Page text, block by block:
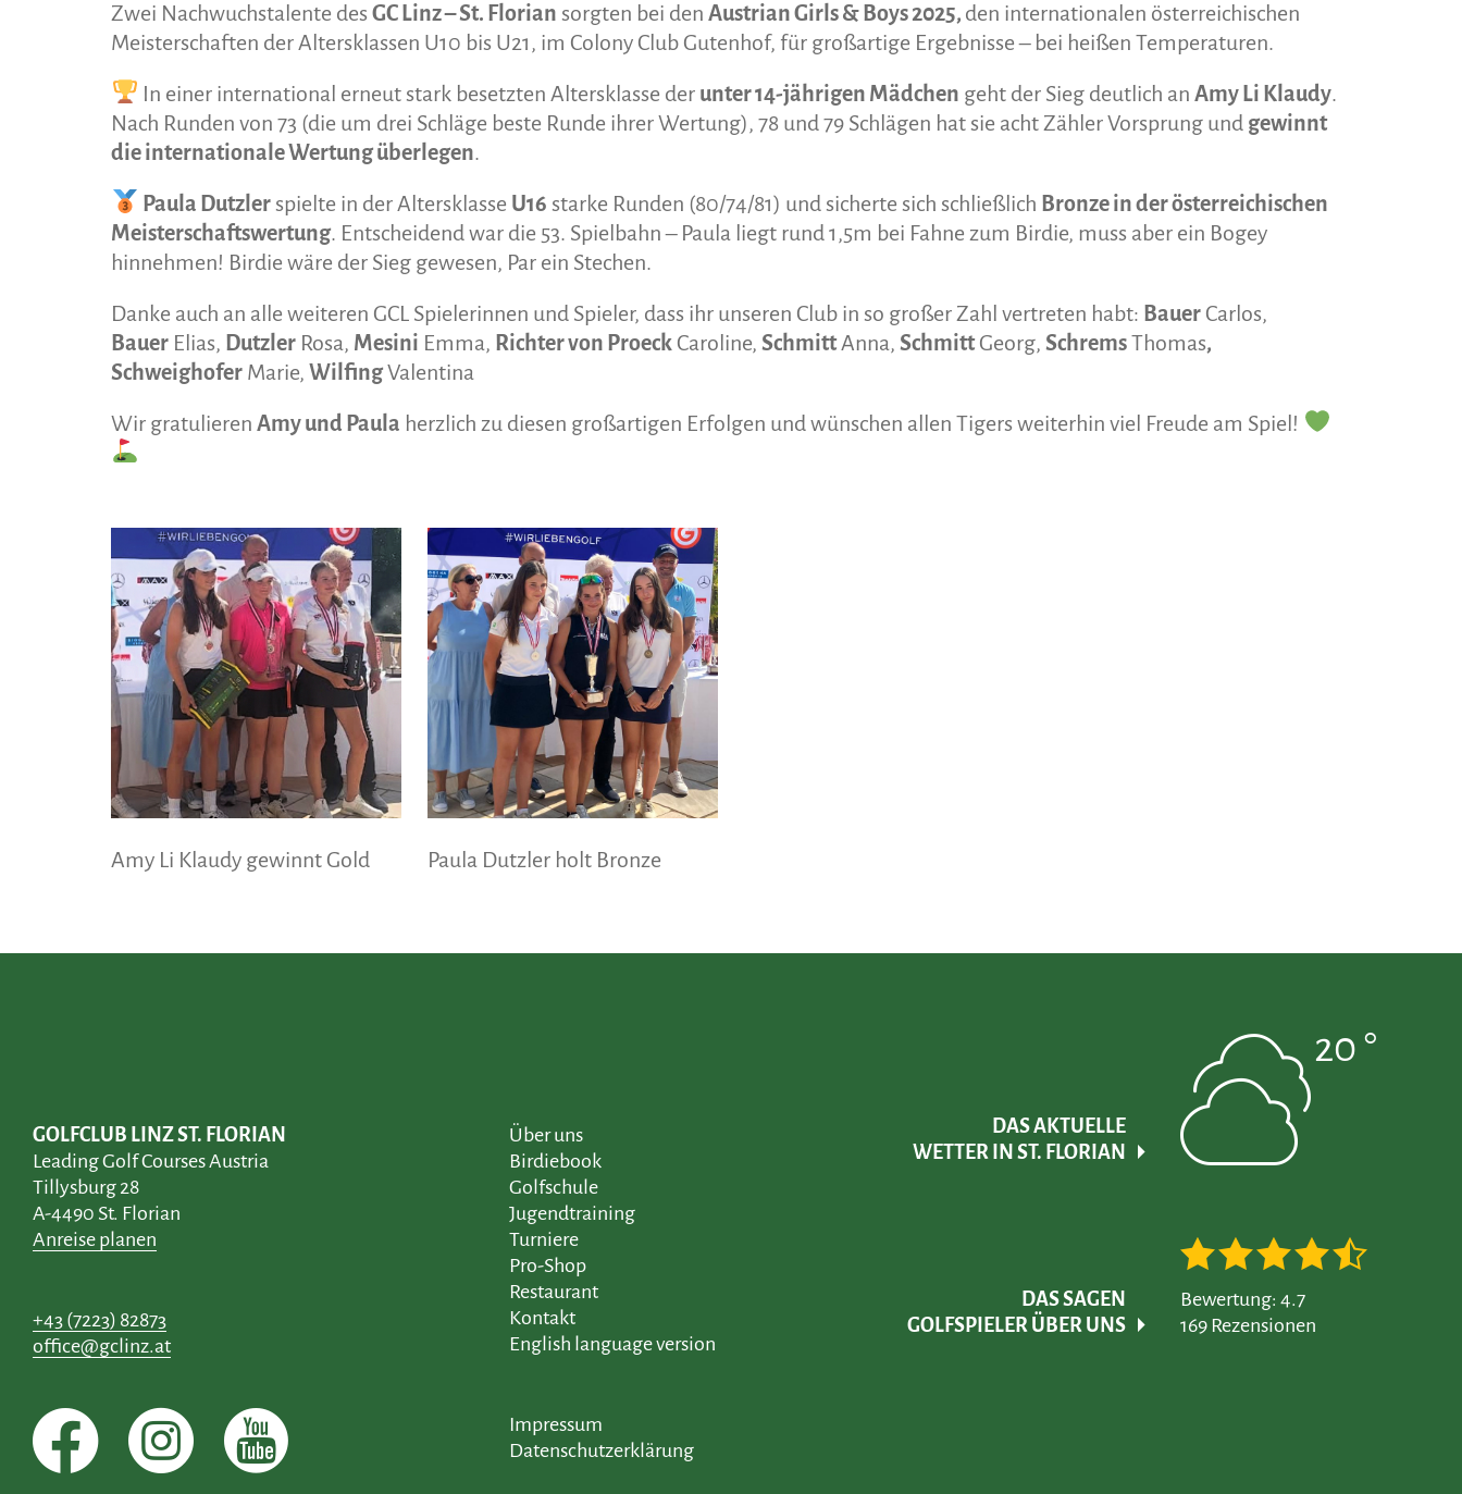
Zwei Nachwuchstalente des GC Linz – St. Florian sorgten bei den Austrian Girls & Boys 2025, den internationalen österreichischen
Meisterschaften der Altersklassen U10 bis U21, im Colony Club Gutenhof, für großartige Ergebnisse – bei heißen Temperaturen.
In einer international erneut stark besetzten Altersklasse der unter 14-jährigen Mädchen geht der Sieg deutlich anAmy Li Klaudy.
Nach Runden von 73 (die um drei Schläge beste Runde ihrer Wertung), 78 und 79 Schlägen hat sie acht Zähler Vorsprung und gewinnt
die internationale Wertung überlegen.
Paula Dutzlerspielte in der Altersklasse U16 starke Runden (80/74/81) und sicherte sich schließlich Bronze in der österreichischen
Meisterschaftswertung. Entscheidend war die 53. Spielbahn – Paula liegt rund 1,5m bei Fahne zum Birdie, muss aber ein Bogey
hinnehmen! Birdie wäre der Sieg gewesen, Par ein Stechen.
Danke auch an alle weiteren GCL Spielerinnen und Spieler, dass ihr unseren Club in so großer Zahl vertreten habt: Bauer Carlos,
Bauer Elias, Dutzler Rosa, Mesini Emma, Richter von Proeck Caroline, SchmittAnna, SchmittGeorg, SchremsThomas,
Schweighofer Marie, WilfingValentina
Wir gratulieren Amy und Paula herzlich zu diesen großartigen Erfolgen und wünschen allen Tigers weiterhin viel Freude am Spiel!
Amy Li Klaudy gewinnt Gold Paula Dutzler holt Bronze
GOLFCLUB LINZ ST. FLORIAN
Leading Golf Courses Austria
Tillysburg 28
A-4490 St. Florian
Anreise planen
+43 (7223) 82873
office@gclinz.at
Über uns
Birdiebook
Golfschule
Jugendtraining
Turniere
Pro-Shop
Restaurant
Kontakt
English language version
Impressum
Datenschutzerklärung
DAS AKTUELLE
WETTER IN ST. FLORIAN
20 °
DAS SAGEN
GOLFSPIELER ÜBER UNS
Bewertung: 4.7
169 Rezensionen